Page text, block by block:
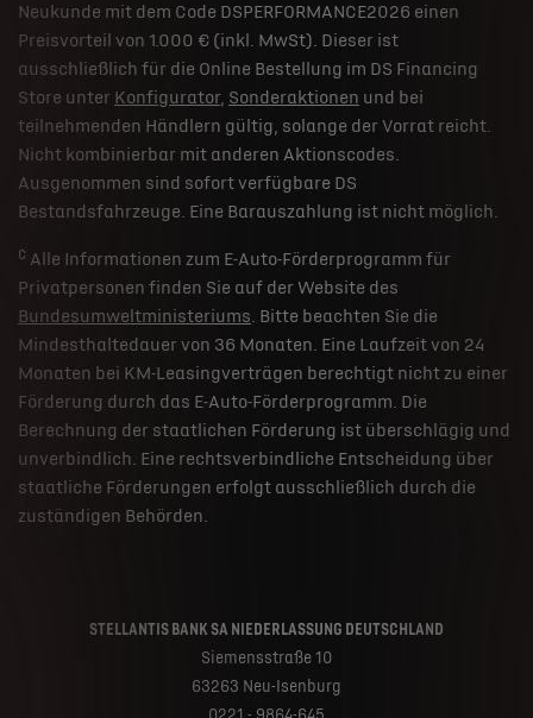
Neukunde mit dem Code DSPERFORMANCE2026 einen
Preisvorteil von 1.000 € (inkl. MwSt). Dieser ist
ausschließlich für die Online Bestellung im DS Financing
Store unter Konfigurator, Sonderaktionen und bei
teilnehmenden Händlern gültig, solange der Vorrat reicht.
Nicht kombinierbar mit anderen Aktionscodes.
Ausgenommen sind sofort verfügbare DS
Bestandsfahrzeuge. Eine Barauszahlung ist nicht möglich.
c Alle Informationen zum E-Auto-Förderprogramm für
Privatpersonen finden Sie auf der Website des
Bundesumweltministeriums. Bitte beachten Sie die
Mindesthaltedauer von 36 Monaten. Eine Laufzeit von 24
Monaten bei KM-Leasingverträgen berechtigt nicht zu einer
Förderung durch das E-Auto-Förderprogramm. Die
Berechnung der staatlichen Förderung ist überschlägig und
unverbindlich. Eine rechtsverbindliche Entscheidung über
staatliche Förderungen erfolgt ausschließlich durch die
zuständigen Behörden.
STELLANTIS BANK SA NIEDERLASSUNG DEUTSCHLAND
Siemensstraße 10
63263 Neu-Isenburg